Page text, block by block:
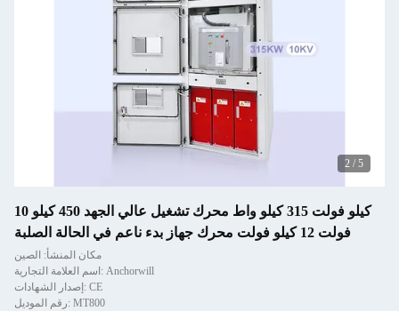
3 / 5
10 كيلو فولت 315 كيلو واط محرك تشغيل عالي الجهد 450 كيلو
فولت 12 كيلو فولت محرك جهاز بدء ناعم في الحالة الصلبة
مكان المنشأ: الصين
اسم العلامة التجارية: Anchorwill
إصدار الشهادات: CE
رقم الموديل: MT800